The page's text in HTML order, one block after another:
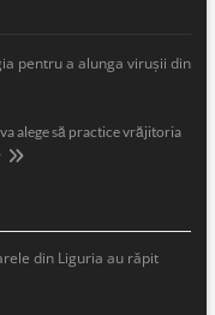
pentru a alunga viruşii din
alege să practice vrăjitoria
din Liguria au răpit